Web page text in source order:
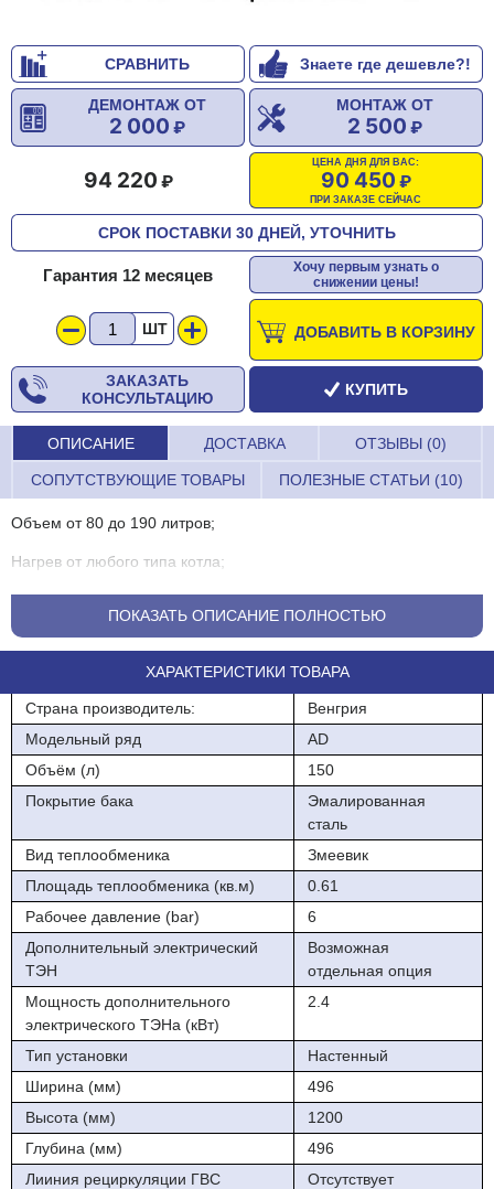
СРАВНИТЬ Знаете где дешевле?!
МОНТАЖ ОТ
2 500
ДЕМОНТАЖ ОТ
2 000
ЦЕНА ДНЯ ДЛЯ ВАС:
90 450
ПРИ ЗАКАЗЕ СЕЙЧАС
94 220
СРОК ПОСТАВКИ 30 ДНЕЙ, УТОЧНИТЬ
Гарантия 12 месяцев
Хочу первым узнать о
снижении цены!
ШТ ДОБАВИТЬ В КОРЗИНУ
ЗАКАЗАТЬ
КОНСУЛЬТАЦИЮ
КУПИТЬ
ОПИСАНИЕ ДОСТАВКА ОТЗЫВЫ (0)
СОПУТСТВУЮЩИЕ ТОВАРЫ ПОЛЕЗНЫЕ СТАТЬИ (10)
Объем от 80 до 190 литров;
Нагрев от любого типа котла;
Возможность установки датчика бойлера или сторонней
Противокоррозийная защита: высокотемпературная
стеклоэмаль и магниевый анод;
Возможность установки ТЭНа мощностью 2,4 кВт с
термостатом;
Теплообменник с диаметром подключения 1"
;Комбинированный сбросной клапан на 6 бар в комплекте
поставки.
ПОКАЗАТЬ ОПИСАНИЕ ПОЛНОСТЬЮ
ХАРАКТЕРИСТИКИ ТОВАРА
Страна производитель:
Венгрия
Модельный ряд
AD
Объём (л)
150
Покрытие бака
Эмалированная
сталь
Вид теплообменика
Змеевик
Площадь теплообменика (кв.м)
0.61
Рабочее давление (bar)
6
Дополнительный электрический
ТЭН
Возможная
отдельная опция
Мощность дополнительного
электрического ТЭНа (кВт)
2.4
Тип установки
Настенный
Ширина (мм)
496
Высота (мм)
1200
Глубина (мм)
496
Лииния рециркуляции ГВС
Отсутствует